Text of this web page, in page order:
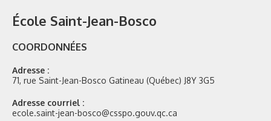
École Saint-Jean-Bosco
COORDONNÉES
Adresse :
71, rue Saint-Jean-Bosco Gatineau (Québec) J8Y 3G5
Adresse courriel :
ecole.saint-jean-bosco@csspo.gouv.qc.ca